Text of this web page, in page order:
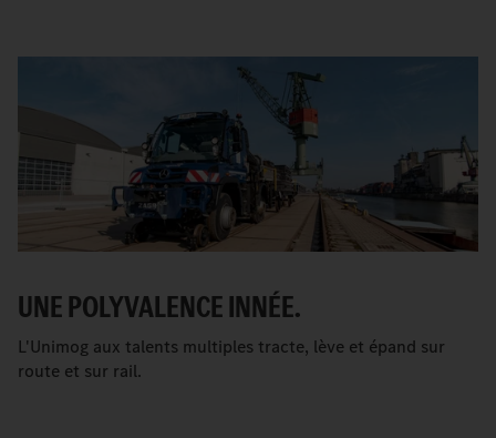
UNE POLYVALENCE INNÉE.
L'Unimog aux talents multiples tracte, lève et épand sur
route et sur rail.